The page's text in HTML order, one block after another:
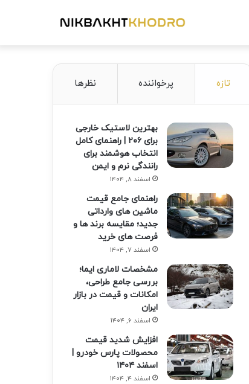
تازه پرخواننده نظرها
بهترین لاستیک خارجی
برای ۲۰۶ | راهنمای کامل
انتخاب هوشمند برای
رانندگی نرم و ایمن
اسفند ۸, ۱۴۰۴
راهنمای جامع قیمت
ماشین های وارداتی
جدید؛ مقایسه برند ها و
فرصت های خرید
اسفند ۷, ۱۴۰۴
مشخصات لاماری ایما؛
بررسی جامع طراحی،
امکانات و قیمت در بازار
ایران
اسفند ۶, ۱۴۰۴
افزایش شدید قیمت
محصولات پارس خودرو |
اسفند ۱۴۰۴
اسفند ۴, ۱۴۰۴